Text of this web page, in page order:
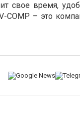
свое время,
COMP – это